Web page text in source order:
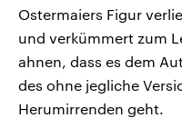
Ostermaiers Figur
und verkümmert zum
ahnen, dass es dem
des ohne jegliche
Herumirrenden geht.